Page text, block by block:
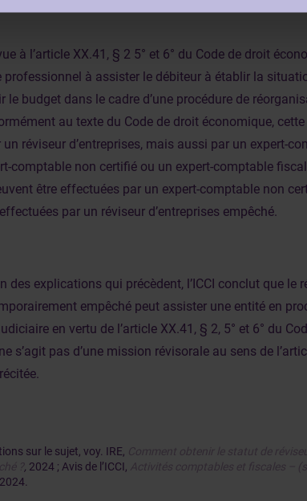
à l’article XX.41, § 2 5° et 6° du Code de droit
professionnel à assister le débiteur à établir la
le budget dans le cadre d’une procédure de
au texte du Code de droit économique,
un réviseur d’entreprises, mais aussi par un expert-
comptable non certifié ou un expert-comptable
être effectuées par un expert-comptable non
par un réviseur d’entreprises empêché.
des explications qui précèdent, l’ICCI conclut que le
empêché peut assister une entité en
en vertu de l’article XX.41, § 2, 5° et 6° du
s’agit pas d’une mission révisorale au sens de
sur le sujet, voy. IRE, Comment obtenir le statut de
?, 2024 ; Avis de l’ICCI, Activités comptables et fiscales –